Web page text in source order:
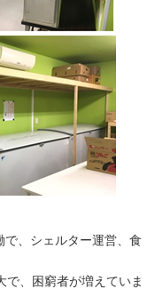
、シェルター運営、食
、困窮者が増えていま